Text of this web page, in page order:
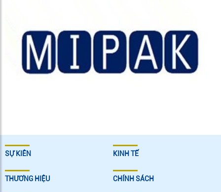
SỰ KIÊN KINH TẾ
THƯƠNG HIỆU CHÍNH SÁCH